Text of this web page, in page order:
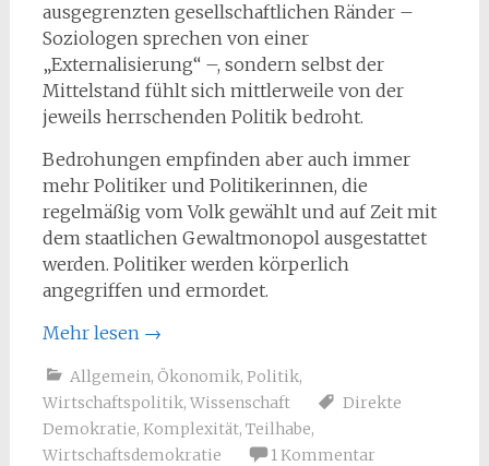
ausgegrenzten gesellschaftlichen Ränder –
Soziologen sprechen von einer
„Externalisierung“ –, sondern selbst der
Mittelstand fühlt sich mittlerweile von der
jeweils herrschenden Politik bedroht.
Bedrohungen empfinden aber auch immer
mehr Politiker und Politikerinnen, die
regelmäßig vom Volk gewählt und auf Zeit mit
dem staatlichen Gewaltmonopol ausgestattet
werden. Politiker werden körperlich
angegriffen und ermordet.
Mehr lesen →
Allgemein, Ökonomik, Politik,
Wirtschaftspolitik, Wissenschaft
Direkte
Demokratie, Komplexität, Teilhabe,
Wirtschaftsdemokratie
1 Kommentar